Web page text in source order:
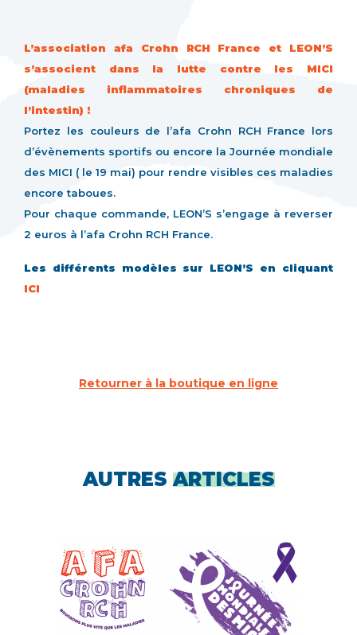
L’association afa Crohn RCH France et LEON’S
s’associent dans la lutte contre les MICI
(maladies inflammatoires chroniques de
l’intestin) !
Portez les couleurs de l’afa Crohn RCH France lors
d’évènements sportifs ou encore la Journée mondiale
des MICI ( le 19 mai) pour rendre visibles ces maladies
encore taboues.
Pour chaque commande, LEON’S s’engage à reverser
2 euros à l’afa Crohn RCH France.
Les différents modèles sur LEON’S en cliquant
ICI
Retourner à la boutique en ligne
AUTRES ARTICLES